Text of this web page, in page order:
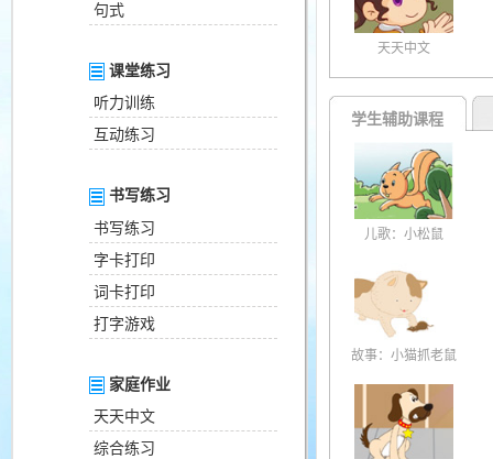
句式
课堂练习
听力训练
互动练习
书写练习
书写练习
字卡打印
词卡打印
打字游戏
家庭作业
天天中文
综合练习
天天中文
学生辅助课程
儿歌：小松鼠
故事：小猫抓老鼠